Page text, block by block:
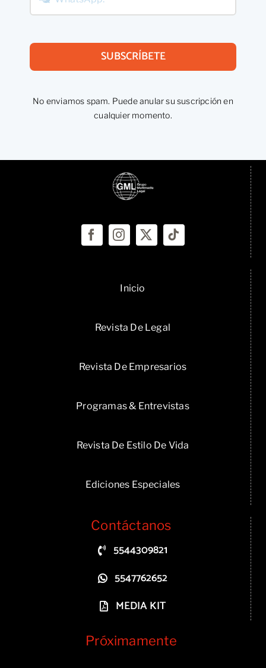
SUBSCRÍBETE
No enviamos spam. Puede anular su suscripción en
cualquier momento.
Inicio
Revista De Legal
Revista De Empresarios
Programas & Entrevistas
Revista De Estilo De Vida
Ediciones Especiales
Contáctanos
5544309821
5547762652
MEDIA KIT
Próximamente